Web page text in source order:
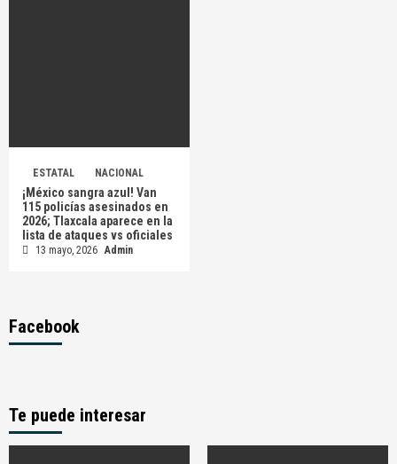
ESTATAL NACIONAL
¡México sangra azul! Van
115 policías asesinados en
2026; Tlaxcala aparece en la
lista de ataques vs oficiales
13 mayo, 2026 Admin
Facebook
Te puede interesar